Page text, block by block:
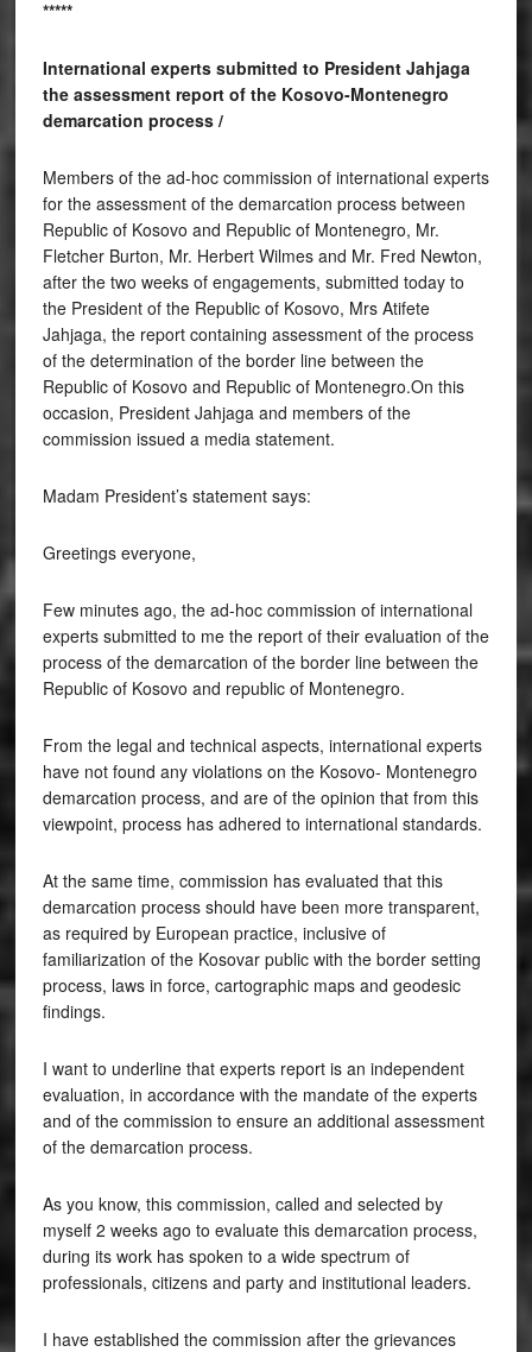
*****
International experts submitted to President Jahjaga
the assessment report of the Kosovo-Montenegro
demarcation process /
Members of the ad-hoc commission of international experts
for the assessment of the demarcation process between
Republic of Kosovo and Republic of Montenegro, Mr.
Fletcher Burton, Mr. Herbert Wilmes and Mr. Fred Newton,
after the two weeks of engagements, submitted today to
the President of the Republic of Kosovo, Mrs Atifete
Jahjaga, the report containing assessment of the process
of the determination of the border line between the
Republic of Kosovo and Republic of Montenegro.On this
occasion, President Jahjaga and members of the
commission issued a media statement.
Madam President’s statement says:
Greetings everyone,
Few minutes ago, the ad-hoc commission of international
experts submitted to me the report of their evaluation of the
process of the demarcation of the border line between the
Republic of Kosovo and republic of Montenegro.
From the legal and technical aspects, international experts
have not found any violations on the Kosovo- Montenegro
demarcation process, and are of the opinion that from this
viewpoint, process has adhered to international standards.
At the same time, commission has evaluated that this
demarcation process should have been more transparent,
as required by European practice, inclusive of
familiarization of the Kosovar public with the border setting
process, laws in force, cartographic maps and geodesic
findings.
I want to underline that experts report is an independent
evaluation, in accordance with the mandate of the experts
and of the commission to ensure an additional assessment
of the demarcation process.
As you know, this commission, called and selected by
myself 2 weeks ago to evaluate this demarcation process,
during its work has spoken to a wide spectrum of
professionals, citizens and party and institutional leaders.
I have established the commission after the grievances